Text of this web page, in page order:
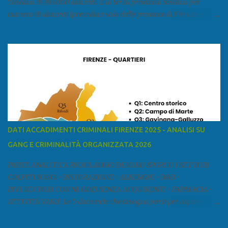
Toscana di 393.000 abitanti. È la terza provincia toscana per
numero di abitanti (preceduta solo dalle province di Firenze e Pisa)
a est con le province di Pistoia e di Firenze, a sud con la provincia di
Lucca Ÿ la Versilia Ÿ la Media Valle del Serchio Ÿ la Garfagnana
Fonte: wikipedia Presenze mafiose e criminali (principali) Le
presenze mafiose in provincia sono assai rilevanti. Si segnala che
nella relazione del 2001 della Commissione parlamentare
Livorno e Lucca agiscono i clan dei Fedele...” Dalla ricerc...
DATI ACCADIMENTI CRIMINALI FIRENZE 2025 - ANALISI SU
GANG E CRIMINALITÀ ORGANIZZATA 2026
PARTE ANALITICA RICICLAGGIO DENARO SPORCO I SETTORI
COLPITI SONO: • RISTORAZIONE • ALBERGHI • B&B •
RIVENDITORI CON NEGOZI SENZA ACQUIRENTI • FARMACIA •
ATTIVITÀ VARIE Le 5 domande che bisogna porsi per capire e